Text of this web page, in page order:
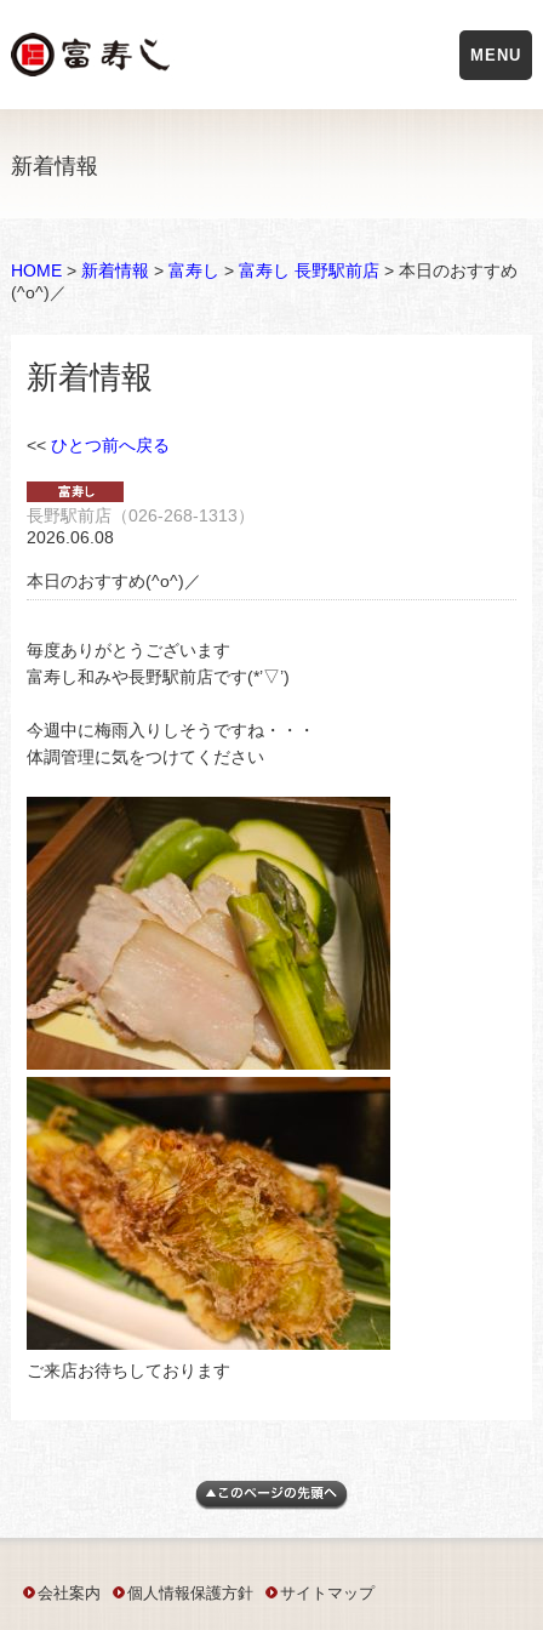
新着情報
HOME> 新着情報 > 富寿し > 富寿し 長野駅前店> 本日のおすすめ
(^o^)／
新着情報
<< ひとつ前へ戻る
長野駅前店（026-268-1313）
2026.06.08
本日のおすすめ(^o^)／
毎度ありがとうございます
富寿し和みや長野駅前店です(*’▽’)
今週中に梅雨入りしそうですね・・・
体調管理に気をつけてください
ご来店お待ちしております
会社案内 個人情報保護方針 サイトマップ
MENU